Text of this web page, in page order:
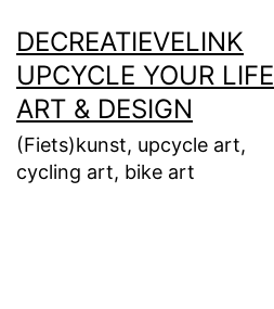
naar
de
inhoud
DECREATIEVELINK
UPCYCLE YOUR LIFE
ART & DESIGN
(Fiets)kunst, upcycle art,
cycling art, bike art